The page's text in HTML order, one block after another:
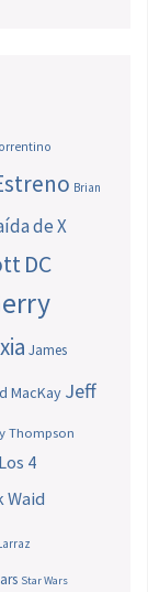
Brian
de X
DC
James
MacKay Jeff
Thompson
Los 4
Waid
Star Wars